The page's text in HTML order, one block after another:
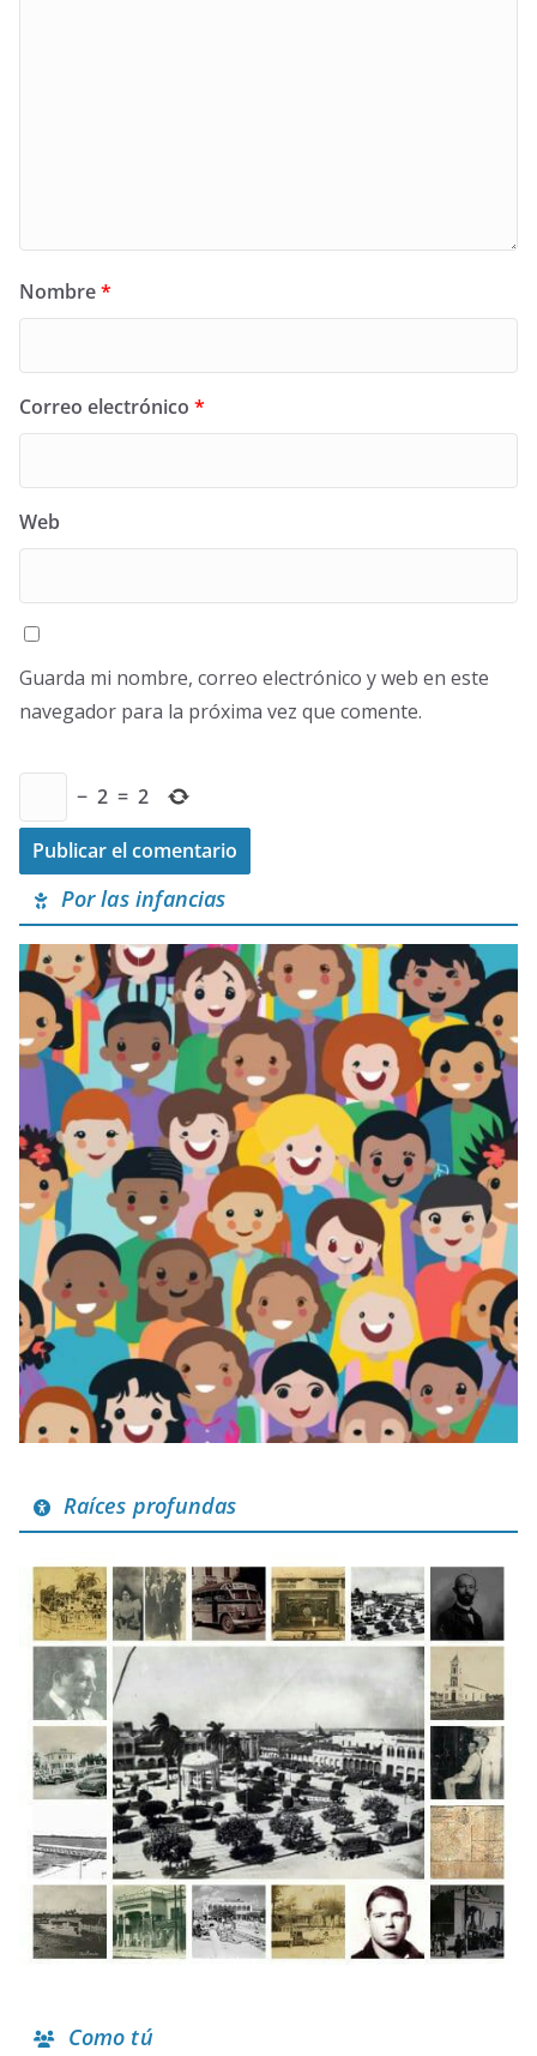
Nombre*
Correo electrónico *
Web
Guarda mi nombre, correo electrónico y web en este
navegador para la próxima vez que comente.
− 2 = 2
Por las infancias
Raíces profundas
Como tú